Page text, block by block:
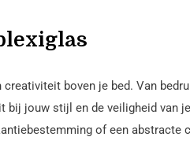
boven je bed. Van
jouw stijl en de veiligheid van
of een abstracte